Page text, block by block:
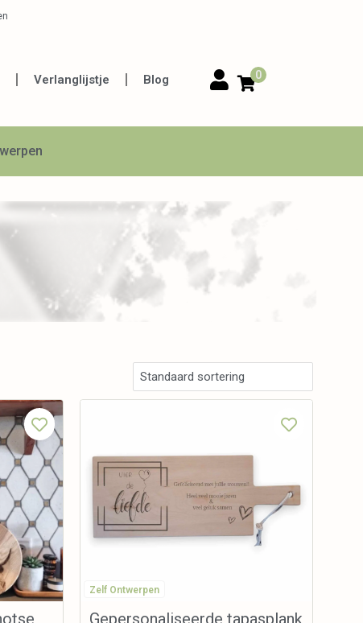
Verlanglijstje Blog 0
Zelf Ontwerpen
Gepersonaliseerde tapasplank